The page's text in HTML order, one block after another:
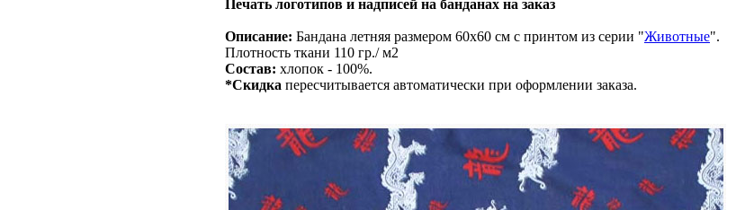
Печать логотипов и надписей на банданах на заказ
Описание: Бандана летняя размером 60х60 см с принтом из серии "Животные".
Плотность ткани 110 гр./ м2
Состав: хлопок - 100%.
*Скидка пересчитывается автоматически при оформлении заказа.